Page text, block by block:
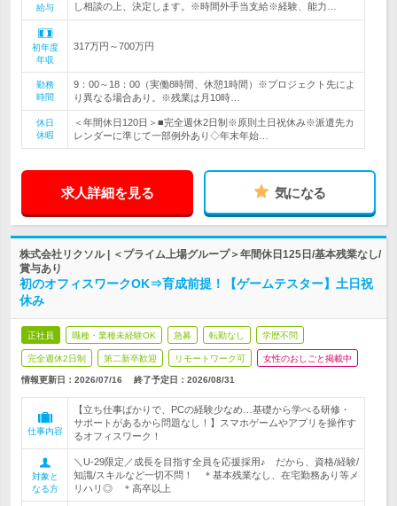
給与
し相談の上、決定します。※時間外手当支給※経験、能力…
初年度
年収
317万円～700万円
勤務
時間
9：00～18：00（実働8時間、休憩1時間）※プロジェクト先によ
り異なる場合あり。※残業は月10時…
休日
休暇
＜年間休日120日＞■完全週休2日制※原則土日祝休み※派遣先カ
レンダーに準じて一部例外あり◇年末年始…
求人詳細を見る 気になる
株式会社リクソル | ＜プライム上場グループ＞年間休日125日/基本残業なし/
賞与あり
初のオフィスワークOK⇒育成前提！【ゲームテスター】土日祝
休み
正社員 職種・業種未経験OK 急募 転勤なし 学歴不問
完全週休2日制 第二新卒歓迎 リモートワーク可 女性のおしごと掲載中
情報更新日：2026/07/16 終了予定日： 2026/08/31
仕事内容
【立ち仕事ばかりで、PCの経験少なめ…基礎から学べる研修・
サポートがあるから問題なし！】スマホゲームやアプリを操作す
るオフィスワーク！
対象と
なる方
＼U-29限定／成長を目指す全員を応援採用♪ だから、資格/経験/
知識/スキルなど一切不問！ ＊基本残業なし、在宅勤務あり等メ
リハリ◎ ＊高卒以上